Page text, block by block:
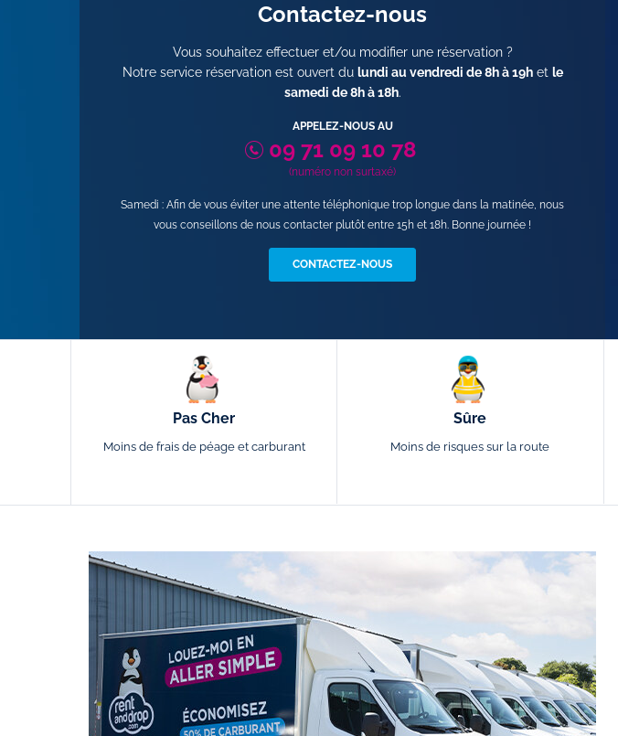
Contactez-nous
Vous souhaitez effectuer et/ou modifier une réservation ?
Notre service réservation est ouvert du lundi au vendredi de 8h à 19het le
samedi de 8h à 18h.
APPELEZ-NOUS AU
09 71 09 10 78
(numéro non surtaxé)
Samedi : Afin de vous éviter une attente téléphonique trop longue dans la matinée, nous
vous conseillons de nous contacter plutôt entre 15h et 18h. Bonne journée !
CONTACTEZ-NOUS
Pas Cher
Moins de frais de péage et carburant
Sûre
Moins de risques sur la route